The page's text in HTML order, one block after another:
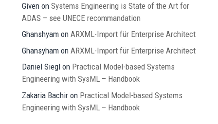
Givenon Systems Engineering is State of the Art for
ADAS – see UNECE recommandation
Ghanshyamon ARXML-Import für Enterprise Architect
Ghansyhamon ARXML-Import für Enterprise Architect
Daniel Sieglon Practical Model-based Systems
Engineering with SysML – Handbook
Zakaria Bachiron Practical Model-based Systems
Engineering with SysML – Handbook